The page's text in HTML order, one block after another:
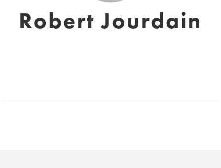
Robert Jourdain